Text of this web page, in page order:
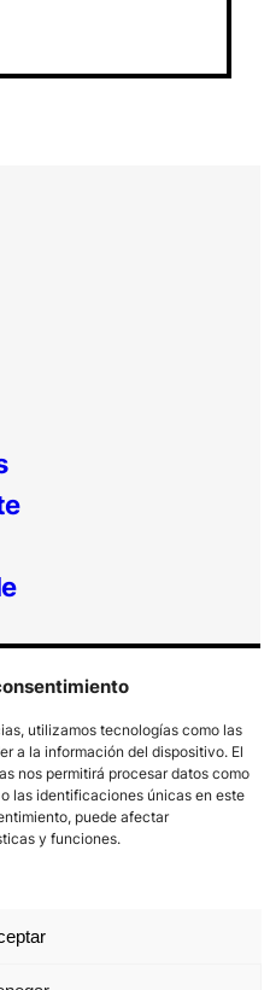
utilizamos tecnologías como las
a la información del dispositivo. El
nos permitirá procesar datos como
las identificaciones únicas en este
puede afectar
y funciones.